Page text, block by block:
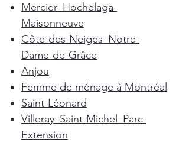
Mercier–Hochelaga-
Maisonneuve
Côte-des-Neiges–Notre-
Dame-de-Grâce
Anjou
Femme de ménage à Montréal
Saint-Léonard
Villeray–Saint-Michel–Parc-
Extension